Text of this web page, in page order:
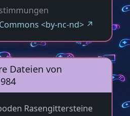
<by-nc-nd>
Dateien von
Rasengittersteine